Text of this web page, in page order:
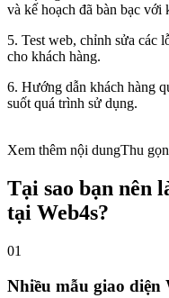
và kế hoạch đã bàn bạc với
5. Test web, chỉnh sửa các
cho khách hàng.
6. Hướng dẫn khách hàng
suốt quá trình sử dụng.
Xem thêm nội dungThu
Tại sao bạn nên
tại Web4s?
01
Nhiều mẫu giao diện